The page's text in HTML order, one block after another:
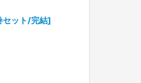
ット/完結]